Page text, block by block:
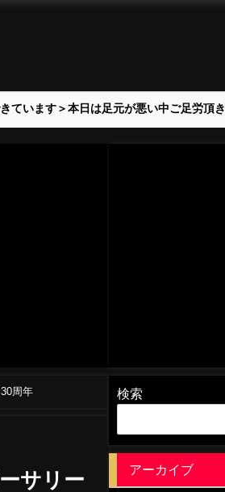
います＞本日は足元が悪い中ご足労頂
周年
サリー
検索
アーカイブ